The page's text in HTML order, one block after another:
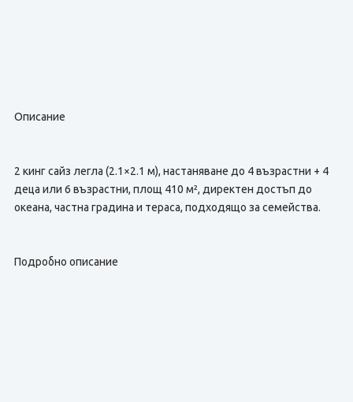
Описание
2 кинг сайз легла (2.1×2.1 м), настаняване до 4 възрастни + 4
деца или 6 възрастни, площ 410 м², директен достъп до
океана, частна градина и тераса, подходящо за семейства.
Подробно описание